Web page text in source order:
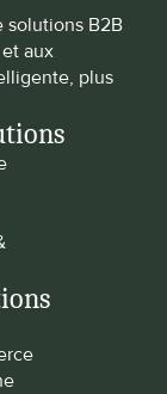
solutions B2B
aux
plus